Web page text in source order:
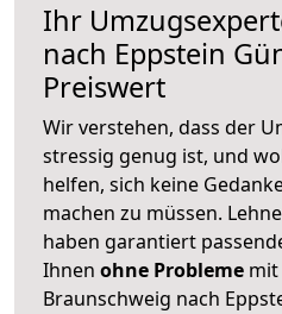
Ihr
nach Eppstein
Preiswert
Wir verstehen, dass der
stressig genug ist, und
helfen, sich keine
machen zu müssen.
haben garantiert
Ihnen ohne Probleme mit
Braunschweig nach